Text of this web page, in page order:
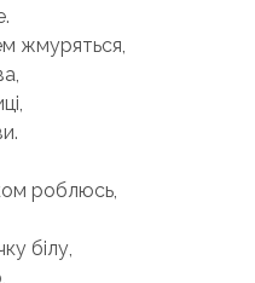
жмуряться,
роблюсь,
білу,